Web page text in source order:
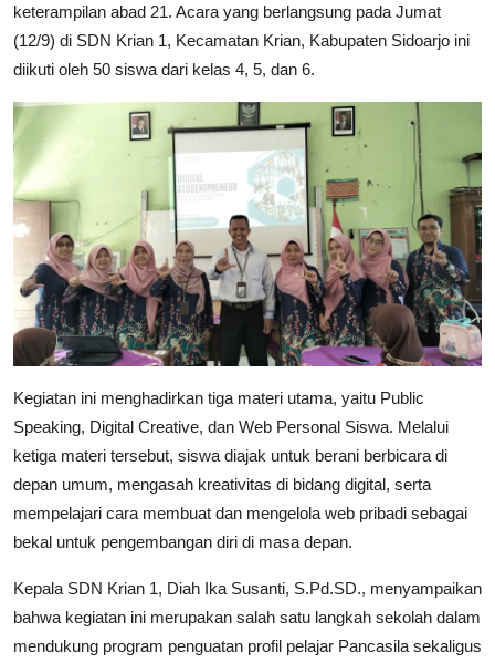
keterampilan abad 21. Acara yang berlangsung pada Jumat
(12/9) di SDN Krian 1, Kecamatan Krian, Kabupaten Sidoarjo ini
diikuti oleh 50 siswa dari kelas 4, 5, dan 6.
Kegiatan ini menghadirkan tiga materi utama, yaitu Public
Speaking, Digital Creative, dan Web Personal Siswa. Melalui
ketiga materi tersebut, siswa diajak untuk berani berbicara di
depan umum, mengasah kreativitas di bidang digital, serta
mempelajari cara membuat dan mengelola web pribadi sebagai
bekal untuk pengembangan diri di masa depan.
Kepala SDN Krian 1, Diah Ika Susanti, S.Pd.SD., menyampaikan
bahwa kegiatan ini merupakan salah satu langkah sekolah dalam
mendukung program penguatan profil pelajar Pancasila sekaligus